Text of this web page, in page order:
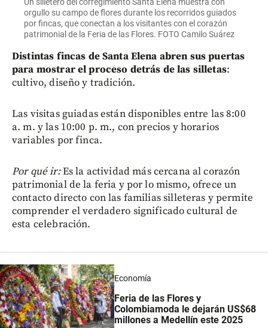
Un silletero del corregimiento Santa Elena muestra con
orgullo su campo de flores durante los recorridos guiados
por fincas, que conectan a los visitantes con el corazón
patrimonial de la Feria de las Flores. FOTO Camilo Suárez
Distintas fincas de Santa Elena abren sus puertas
para mostrar el proceso detrás de las silletas:
cultivo, diseño y tradición.
Las visitas guiadas están disponibles entre las 8:00
a. m. y las 10:00 p. m., con precios y horarios
variables por finca.
Por qué ir:Es la actividad más cercana al corazón
patrimonial de la feria y por lo mismo, ofrece un
contacto directo con las familias silleteras y permite
comprender el verdadero significado cultural de
esta celebración.
Economía
Feria de las Flores y
Colombiamoda le dejarán US$68
millones a Medellín este 2025